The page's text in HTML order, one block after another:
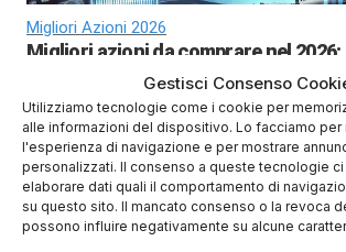
Gestisci Consenso
Utilizziamo tecnologie come i cookie per
alle informazioni del dispositivo. Lo facciamo per
l'esperienza di navigazione e per mostrare
personalizzati. Il consenso a queste tecnologie
elaborare dati quali il comportamento di
su questo sito. Il mancato consenso o la revoca
possono influire negativamente su alcune
Migliori Azioni 2026
Migliori azioni da comprare nel
strategici tra intelligenza artificiale,
difesa europea